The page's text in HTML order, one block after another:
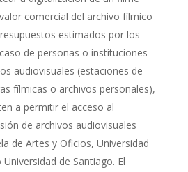
comercial del archivo fílmico
estimados por los
de personas o instituciones
audiovisuales (estaciones de
fílmicas o archivos personales),
a permitir el acceso al
de archivos audiovisuales
de Artes y Oficios, Universidad
de Santiago. El